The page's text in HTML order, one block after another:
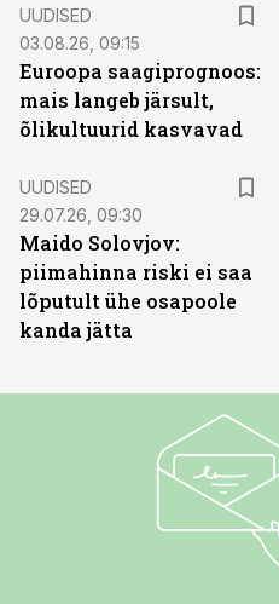
UUDISED
03.08.26, 09:15
Euroopa saagiprognoos:
mais langeb järsult,
õlikultuurid kasvavad
UUDISED
29.07.26, 09:30
Maido Solovjov:
piimahinna riski ei saa
lõputult ühe osapoole
kanda jätta